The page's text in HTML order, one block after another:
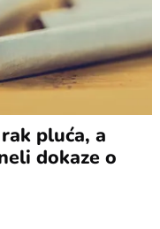
pluća, a
dokaze o